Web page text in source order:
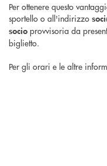
Per ottenere questo
sportello o all'indirizzo
socio provvisoria da
biglietto.
Per gli orari e le altre